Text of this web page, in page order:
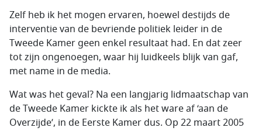
Zelf heb ik het mogen ervaren, hoewel destijds de
interventie van de bevriende politiek leider in de
Tweede Kamer geen enkel resultaat had. En dat zeer
tot zijn ongenoegen, waar hij luidkeels blijk van gaf,
met name in de media.
Wat was het geval? Na een langjarig lidmaatschap van
de Tweede Kamer kickte ik als het ware af ‘aan de
Overzijde’, in de Eerste Kamer dus. Op 22 maart 2005